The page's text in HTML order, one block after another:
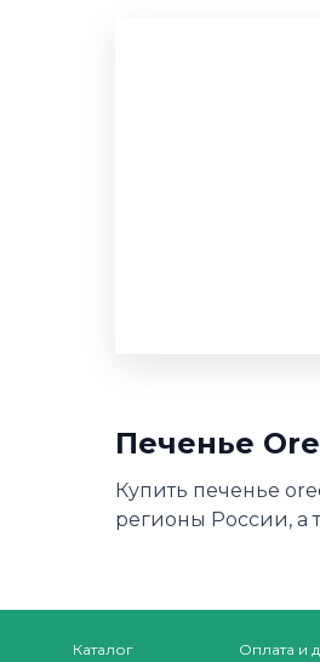
Печенье
Купить печенье
регионы России, а
Каталог Оплата и